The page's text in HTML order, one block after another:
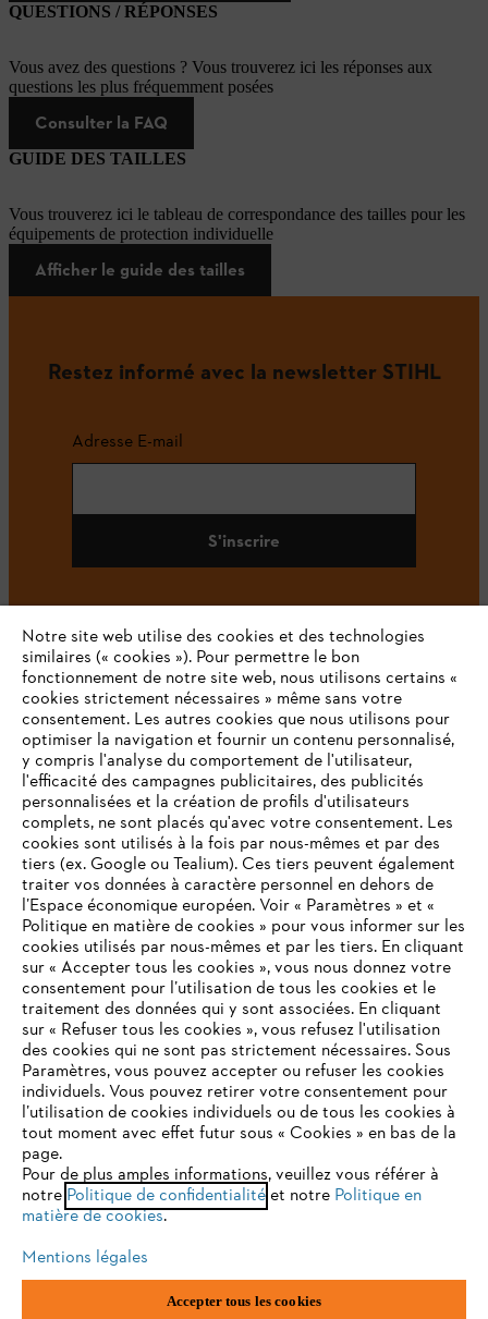
QUESTIONS / RÉPONSES
Vous avez des questions ? Vous trouverez ici les réponses aux
questions les plus fréquemment posées
Consulter la FAQ
GUIDE DES TAILLES
Vous trouverez ici le tableau de correspondance des tailles pour les
équipements de protection individuelle
Afficher le guide des tailles
Restez informé avec la newsletter STIHL
Adresse E-mail
S'inscrire
#STIHL
L'Entreprise
STIHL FAQ
Contact
Politique de protection des données
Mentions légales Utilisation des cookies
ANDREAS STIHL NV, Veurtstraat 117, 2870 Puurs-Sint-Amands,
VOTRE NAVIGATEUR INTERNET
N'EST PLUS PRIS EN CHARGE
Vous utilisez un navigateur Internet que nous ne prenons plus
en charge, et certaines fonctionnalités de notre site ne
peuvent fonctionner correctement. Pour une utilisation
optimale de notre site, nous vous recommandons de passer à
l'un des navigateurs suivants :
firefox chrome
Notre site web utilise des cookies et des technologies
similaires (« cookies »). Pour permettre le bon
fonctionnement de notre site web, nous utilisons certains «
cookies strictement nécessaires » même sans votre
consentement. Les autres cookies que nous utilisons pour
optimiser la navigation et fournir un contenu personnalisé,
y compris l'analyse du comportement de l'utilisateur,
l'efficacité des campagnes publicitaires, des publicités
personnalisées et la création de profils d'utilisateurs
complets, ne sont placés qu'avec votre consentement. Les
cookies sont utilisés à la fois par nous-mêmes et par des
tiers (ex. Google ou Tealium). Ces tiers peuvent également
traiter vos données à caractère personnel en dehors de
l’Espace économique européen. Voir « Paramètres » et «
Politique en matière de cookies » pour vous informer sur les
cookies utilisés par nous-mêmes et par les tiers. En cliquant
sur « Accepter tous les cookies », vous nous donnez votre
consentement pour l’utilisation de tous les cookies et le
traitement des données qui y sont associées. En cliquant
sur « Refuser tous les cookies », vous refusez l'utilisation
des cookies qui ne sont pas strictement nécessaires. Sous
Paramètres, vous pouvez accepter ou refuser les cookies
individuels. Vous pouvez retirer votre consentement pour
l’utilisation de cookies individuels ou de tous les cookies à
tout moment avec effet futur sous « Cookies » en bas de la
page.
Pour de plus amples informations, veuillez vous référer à
notre Politique de confidentialitéet notre Politique en
matière de cookies.
Mentions légales
Accepter tous les cookies